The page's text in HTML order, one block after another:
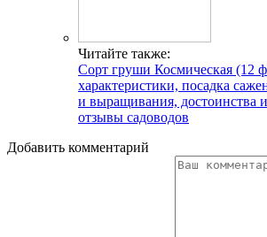
Читайте также:
Сорт груши Космическая (12
характеристики, посадка
и выращивания, достоинства
отзывы садоводов
Добавить комментарий